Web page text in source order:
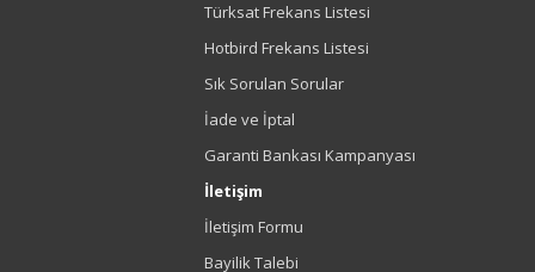
Türksat Frekans Listesi
Hotbird Frekans Listesi
Sık Sorulan Sorular
İade ve İptal
Garanti Bankası Kampanyası
İletişim
İletişim Formu
Bayilik Talebi